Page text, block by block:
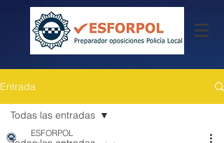
Entrada
Todas las entradas
ESFORPOL